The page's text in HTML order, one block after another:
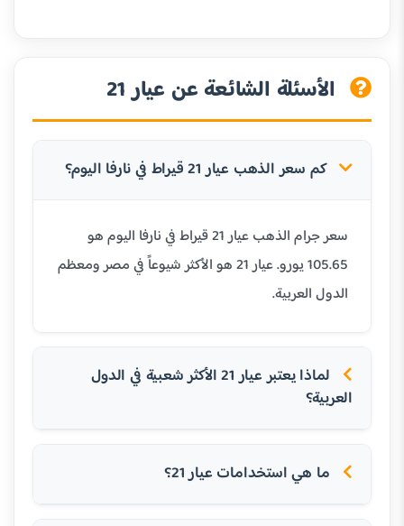
الأسئلة الشائعة عن عيار 21
كم سعر الذهب عيار 21 قيراط في نارفا اليوم؟
سعر جرام الذهب عيار 21 قيراط في نارفا اليوم هو
105.65 يورو. عيار 21 هو الأكثر شيوعاً في مصر ومعظم
الدول العربية.
لماذا يعتبر عيار 21 الأكثر شعبية في الدول
العربية؟
ما هي استخدامات عيار 21؟